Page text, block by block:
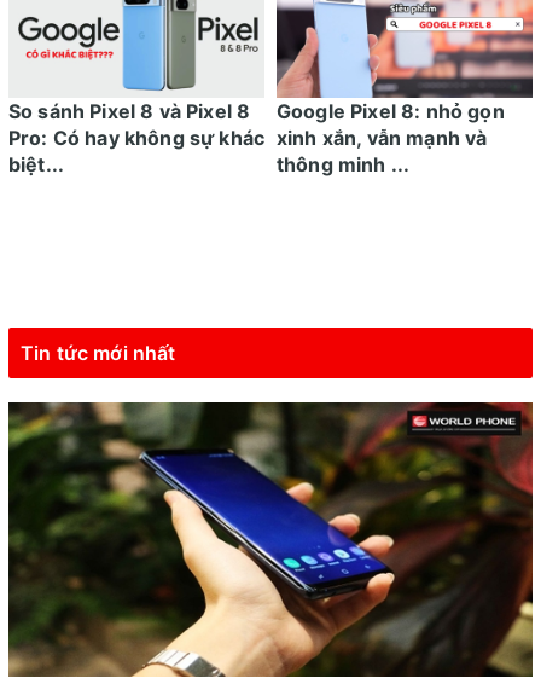
So sánh Pixel 8 và Pixel 8
Pro: Có hay không sự khác
biệt...
Google Pixel 8: nhỏ gọn
xinh xắn, vẫn mạnh và
thông minh ...
Tin tức mới nhất